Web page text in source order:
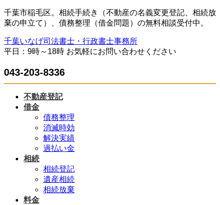
コ
ン
ン
ツ
ス
キ
ナ
ビ
ー
シ
ン
に
千葉市稲毛区。相続手続き（不動産の名義変更登記、相続放
棄の申立て）、債務整理（借金問題）の無料相談受付中。
千葉いなげ司法書士・行政書士事務所
平日：9時～18時 お気軽にお問い合わせください
043-203-8336
不動産登記
借金
債務整理
消滅時効
解決実績
過払い金
相続
相続登記
遺産相続
相続放棄
料金